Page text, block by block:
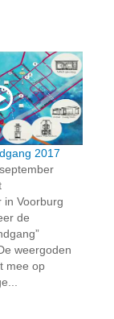
2017
in Voorburg
de
weergoden
mee op